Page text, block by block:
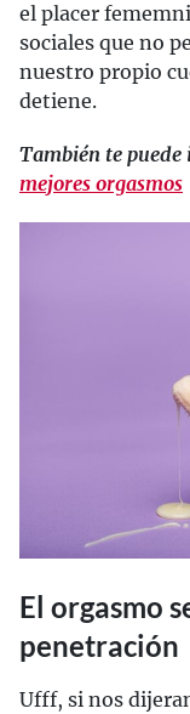
el placer
sociales que no
nuestro propio
detiene.
También te puede
mejores orgasmos
El orgasmo
penetración
Ufff, si nos